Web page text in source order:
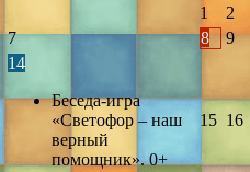
1
2
7 8 9
14
Беседа-игра
«Светофор – наш
верный
помощник». 0+
15 16